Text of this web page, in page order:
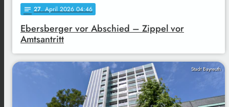
notes 27. April 2026 04:46
Ebersberger vor Abschied – Zippel vor
Amtsantritt
Stadt Bayreuth